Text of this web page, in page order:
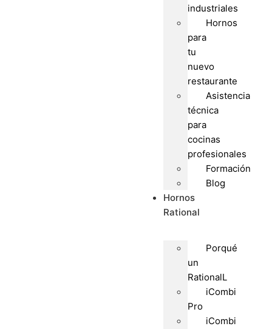
industriales
Hornos
para
tu
nuevo
restaurante
Asistencia
técnica
para
cocinas
profesionales
Formación
Blog
Hornos
Rational
Porqué
un
RationalL
iCombi
Pro
iCombi